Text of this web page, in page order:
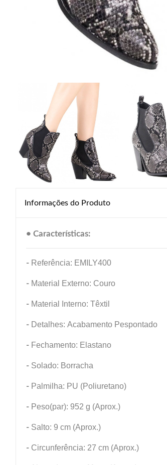
Informações do Produto
• Características:
- Referência: EMILY400
- Material Externo: Couro
- Material Interno: Têxtil
- Detalhes: Acabamento Pespontado
- Fechamento: Elastano
- Solado: Borracha
- Palmilha: PU (Poliuretano)
- Peso(par): 952 g (Aprox.)
- Salto: 9 cm (Aprox.)
- Circunferência: 27 cm (Aprox.)